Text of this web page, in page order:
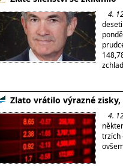
4.
Zlato vrátilo výrazné
4.
trzích